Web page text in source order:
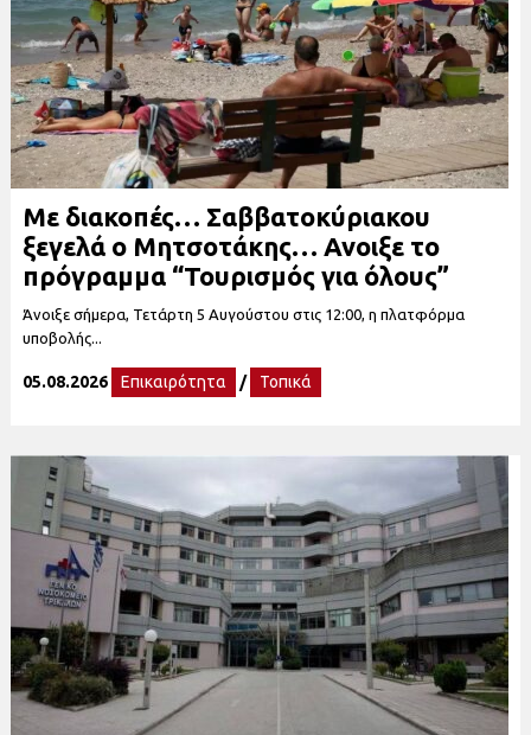
Με διακοπές… Σαββατοκύριακου
ξεγελά ο Μητσοτάκης… Ανοιξε το
πρόγραμμα “Τουρισμός για όλους”
Άνοιξε σήμερα, Τετάρτη 5 Αυγούστου στις 12:00, η πλατφόρμα
υποβολής...
05.08.2026 Επικαιρότητα / Τοπικά